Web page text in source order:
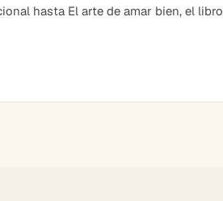
hasta El arte de amar bien, el libro